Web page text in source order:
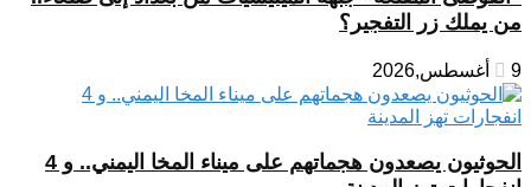
من يملك زر التفجير؟
9 أغسطس,2026
الحوثيون يصعدون هجماتهم على ميناء المخا اليمني.. و 4